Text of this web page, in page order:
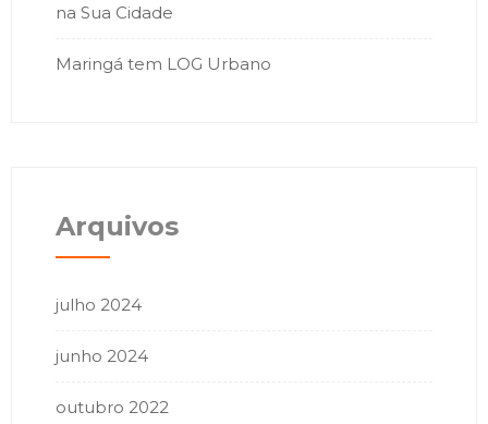
na Sua Cidade
Maringá tem LOG Urbano
Arquivos
julho 2024
junho 2024
outubro 2022